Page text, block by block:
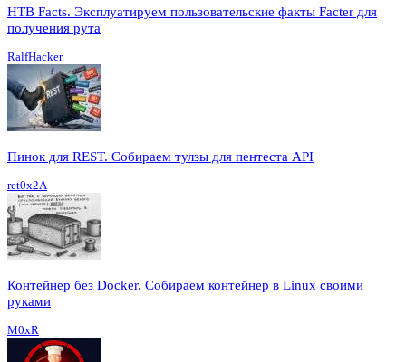
HTB Facts. Эксплуатируем пользовательские факты Facter для
получения рута
RalfHacker
Пинок для REST. Собираем тулзы для пентеста API
ret0x2A
Контейнер без Docker. Собираем контейнер в Linux своими
руками
M0xR